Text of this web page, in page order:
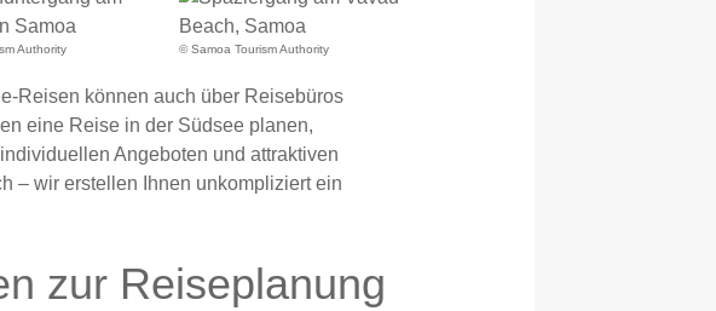
Authority © Samoa Tourism Authority
Reisen können auch über Reisebüros
eine Reise in der Südsee planen,
Angeboten und attraktiven
– wir erstellen Ihnen unkompliziert ein
zur Reiseplanung